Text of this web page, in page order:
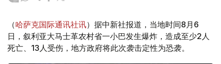
（哈萨克国际通讯社讯）据中新社报道，当地时间8月6
日，叙利亚大马士革农村省一小巴发生爆炸，造成至少2人
死亡、13人受伤，地方政府将此次袭击定性为恐袭。